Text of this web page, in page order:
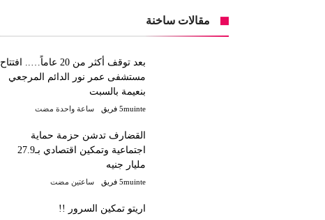
مقالات ساخنة
بعد توقف أكثر من 20 عاماً….. افتتاح
مستشفى عمر نور الدائم المرجعي
بنعيمة بالسبت
5muinte فريق ‫‫‫‏‫ساعة واحدة مضت‬
القضارف تدشن حزمة حماية
اجتماعية وتمكين اقتصادي بـ27.9
مليار جنيه
5muinte فريق ‫‫‫‏‫ساعتين مضت‬
اريتو تمكين السرور !!